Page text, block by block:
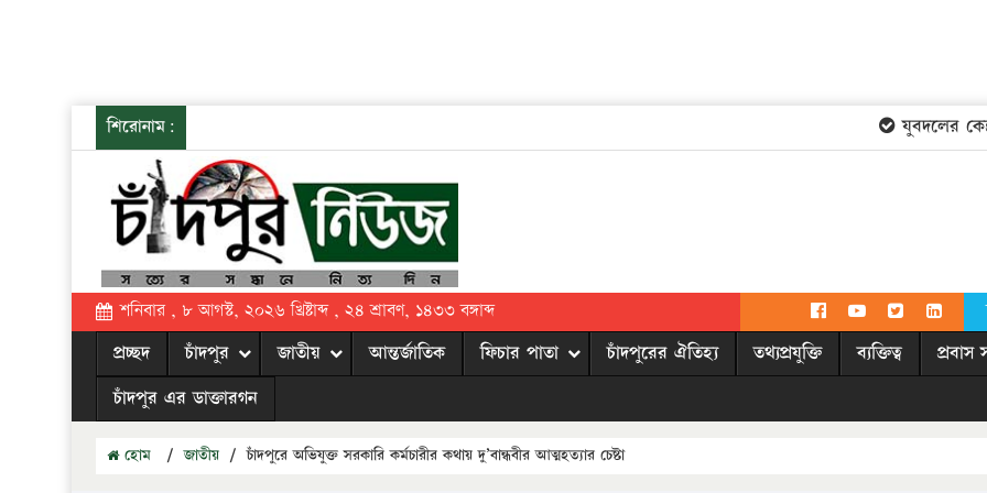
শিরোনাম: যুবদলের
শনিবার , ৮ আগস্ট, ২০২৬ খ্রিষ্টাব্দ , ২৪ শ্রাবণ, ১৪৩৩ বঙ্গাব্দ
প্রচ্ছদ চাঁদপুর জাতীয় আন্তর্জাতিক ফিচার পাতা চাঁদপুরের ঐতিহ্য তথ্যপ্রযুক্তি ব্যক্তিত্ব প্রবাস
চাঁদপুর এর ডাক্তারগন
হোম / জাতীয় / চাঁদপুরে অভিযুক্ত সরকারি কর্মচারীর কথায় দু’বান্ধবীর আত্মহত্যার চেষ্টা